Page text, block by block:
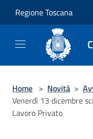
Regione Toscana
Home > Novità >
Venerdì 13 dicembre
Lavoro Privato